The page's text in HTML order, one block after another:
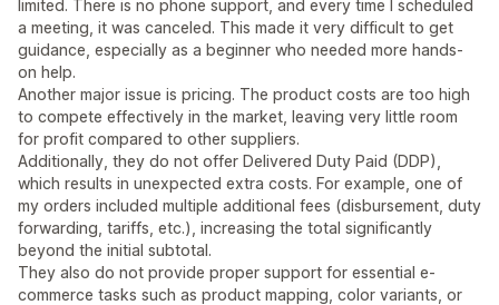
limited. There is no phone support, and every time I scheduled
a meeting, it was canceled. This made it very difficult to get
guidance, especially as a beginner who needed more hands-
on help.
Another major issue is pricing. The product costs are too high
to compete effectively in the market, leaving very little room
for profit compared to other suppliers.
Additionally, they do not offer Delivered Duty Paid (DDP),
which results in unexpected extra costs. For example, one of
my orders included multiple additional fees (disbursement, duty
forwarding, tariffs, etc.), increasing the total significantly
beyond the initial subtotal.
They also do not provide proper support for essential e-
commerce tasks such as product mapping, color variants, or